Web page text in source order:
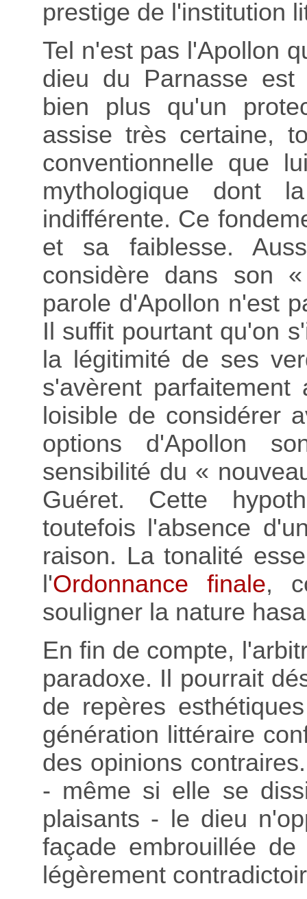
prestige de l'institution
Tel n'est pas l'Apollon
dieu du Parnasse
bien plus qu'un
assise très certaine,
conventionnelle que
mythologique dont
indifférente. Ce
et sa faiblesse.
considère dans son
parole d'Apollon n'est
Il suffit pourtant qu'on
la légitimité de ses
s'avèrent
loisible de considérer
options d'Apollon
sensibilité du «
Guéret. Cette
toutefois l'absence
raison. La tonalité
l'Ordonnance finale,
souligner la nature
En fin de compte,
paradoxe. Il pourrait
de repères
génération littéraire
des opinions
- même si elle se
plaisants - le dieu
façade embrouillée
légèrement